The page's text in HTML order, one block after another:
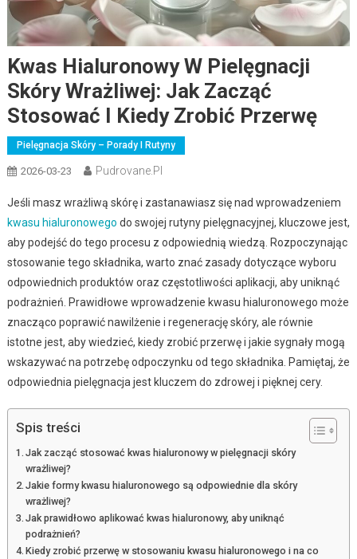
Kwas Hialuronowy W Pielęgnacji
Skóry Wrażliwej: Jak Zacząć
Stosować I Kiedy Zrobić Przerwę
Pielęgnacja Skóry – Porady I Rutyny
2026-03-23 Pudrovane.pl
Jeśli masz wrażliwą skórę i zastanawiasz się nad wprowadzeniem
kwasu hialuronowego do swojej rutyny pielęgnacyjnej, kluczowe jest,
aby podejść do tego procesu z odpowiednią wiedzą. Rozpoczynając
stosowanie tego składnika, warto znać zasady dotyczące wyboru
odpowiednich produktów oraz częstotliwości aplikacji, aby uniknąć
podrażnień. Prawidłowe wprowadzenie kwasu hialuronowego może
znacząco poprawić nawilżenie i regenerację skóry, ale równie
istotne jest, aby wiedzieć, kiedy zrobić przerwę i jakie sygnały mogą
wskazywać na potrzebę odpoczynku od tego składnika. Pamiętaj, że
odpowiednia pielęgnacja jest kluczem do zdrowej i pięknej cery.
Spis treści
Jak zacząć stosować kwas hialuronowy w pielęgnacji skóry
wrażliwej?
Jakie formy kwasu hialuronowego są odpowiednie dla skóry
wrażliwej?
Jak prawidłowo aplikować kwas hialuronowy, aby uniknąć
podrażnień?
Kiedy zrobić przerwę w stosowaniu kwasu hialuronowego i na co